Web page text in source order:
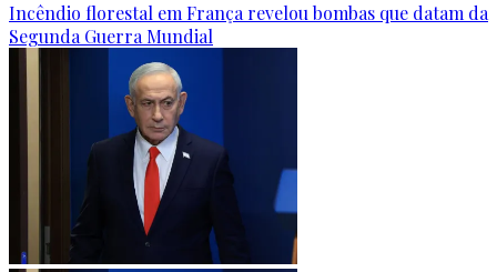
Incêndio florestal em França revelou bombas que datam da
Segunda Guerra Mundial